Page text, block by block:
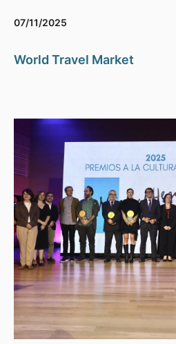
07/11/2025
World Travel Market